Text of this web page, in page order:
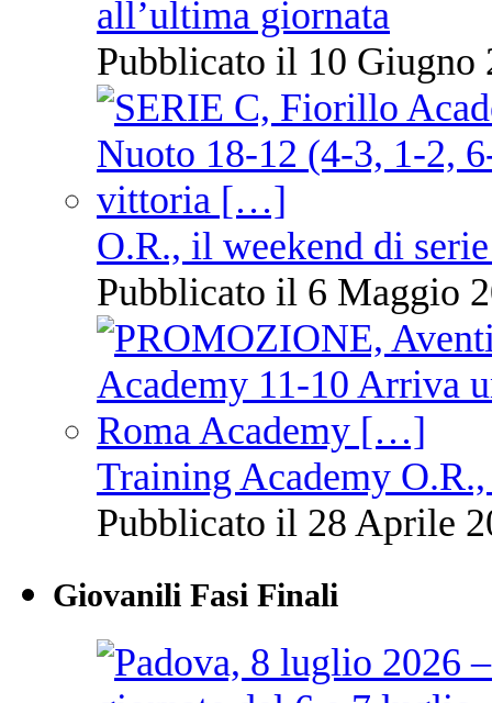
all’ultima giornata
Pubblicato il 10 Giugno
O.R., il weekend di
Pubblicato il 6 Maggio
Training Academy
Pubblicato il 28 Aprile
Giovanili Fasi Finali